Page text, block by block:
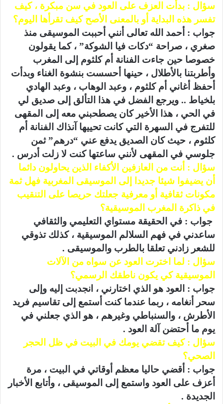
سؤال : بدأت العزف على العود في سن مبكرة ، كيف
تفسر هذه البداية أو بالمعنى الأصح كيف تقرأها اليوم؟
جواب : أحمد الله تعالى أنني أحببت الموسيقى منذ
صغري ، صراحة “دكات فيا الشوكة” ، كما يقولون
خصوصا حين جاءت الفنانة أم كلثوم إلى المغرب
وأطربتنا بالأطلال ، حينها أحسست بنشوة الغناء وبدأت
أحفظ أغاني أم كلثوم ، وعبد الوهاب ، وعبد الهادي
بلخياط .. ويرجع الفضل في هذا التألق إلى صديق لي
في الحي ، هذا الأخير كان يصطحبني معه إلى المقهى
للتفرج في السهرة التي كانت تحييها آنذاك الفنانة أم
كلثوم ، حيث كان الصديق يدفع عني “درهم” ثمن
جلوسي في المقهى لأنني ساعتها كنت لا زلت أدرس .
سؤال : أنت من العازفين الأكفاء الذين يحاولون دائما
أن يضيفوا شيئا جديدا إلى الموسيقى المغربية فهل ثمة
مكونات ثقافية أو معرفية جعلتك حريصا على التنقيب
في ذاكرة المغرب الموسيقية؟
جواب : في الحقيقة مستواي التعليمي والثقافي
ساعدني في فهم السلالم الموسيقية ، كذلك تذوقي
للشعر زادني تعلقا بالطرب والموسيقى .
سؤال : لما اخترت العود عن سواه من الآلات
الموسيقية كي يكون ناطقك الرسمي؟
جواب : العود هو الذي اختارني ، انجدبت إليه وإلى
سحر أنغامه ، ربما عندما كنت أستمع إلى تقاسيم فريد
الأطرش ، والسنباطي وغيرهم ، هو الذي جعلني في
يوم ما أحتضن آلة العود .
سؤال : كيف تقضي يومك في البيت في ظل الحجر
الصحي؟
جواب : أقضي حاليا معظم أوقاتي في البيت ، مرة
أعزف على العود واستمع إلى الموسيقى ، وأتابع الأخبار
الجديدة .